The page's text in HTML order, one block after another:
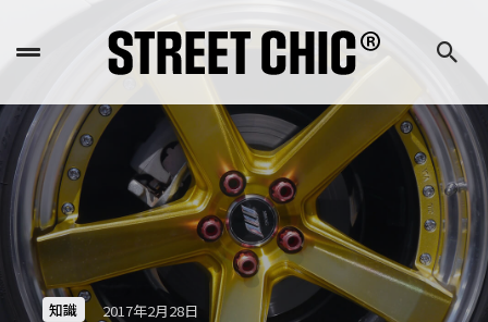
知識 2017年2月28日